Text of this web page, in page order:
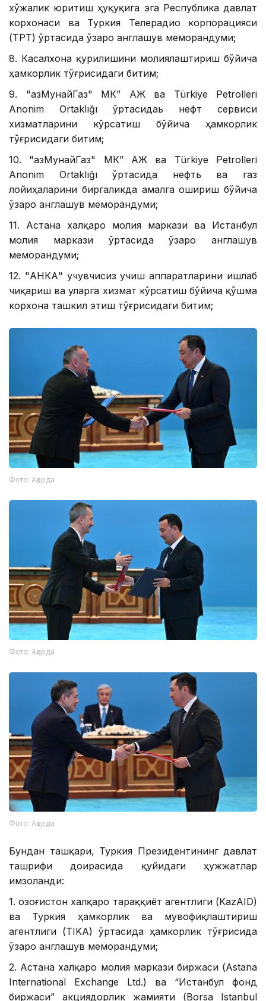
хўжалик юритиш ҳуқуқига эга Республика давлат
корхонаси ва Туркия Телерадио корпорацияси
(ТРТ) ўртасида ўзаро англашув меморандуми;
8. Касалхона қурилишини молиялаштириш бўйича
ҳамкорлик тўғрисидаги битим;
9. "ҚазМунайГаз" МК” АЖ ва Türkiye Petrolleri
Anonim Ortaklığı ўртасидаь нефт сервиси
хизматларини кўрсатиш бўйича ҳамкорлик
тўғрисидаги битим;
10. "ҚазМунайГаз" МК” АЖ ва Türkiye Petrolleri
Anonim Ortaklığı ўртасида нефть ва газ
лойиҳаларини биргаликда амалга ошириш бўйича
ўзаро англашув меморандуми;
11. Астана халқаро молия маркази ва Истанбул
молия маркази ўртасида ўзаро англашув
меморандуми;
12. "АНКА" учувчисиз учиш аппаратларини ишлаб
чиқариш ва уларга хизмат кўрсатиш бўйича қўшма
корхона ташкил этиш тўғрисидаги битим;
Фото: Ақорда
Фото: Ақорда
Фото: Ақорда
Бундан ташқари, Туркия Президентининг давлат
ташрифи доирасида қуйидаги ҳужжатлар
имзоланди:
1. Қозоғистон халқаро тараққиёт агентлиги (KazAID)
ва Туркия ҳамкорлик ва мувофиқлаштириш
агентлиги (TIKA) ўртасида ҳамкорлик тўғрисида
ўзаро англашув меморандуми;
2. Астана халқаро молия маркази биржаси (Astana
International Exchange Ltd.) ва “Истанбул фонд
биржаси” акциядорлик жамияти (Borsa Istanbul